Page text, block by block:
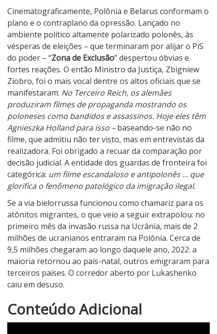
Cinematograficamente, Polônia e Belarus conformam o
plano e o contraplano da opressão. Lançado no
ambiente político altamente polarizado polonês, às
vésperas de eleições – que terminaram por alijar o PiS
do poder – “Zona de Exclusão” despertou óbvias e
fortes reações. O então Ministro da Justiça, Zbigniew
Ziobro, foi o mais vocal dentre os altos oficiais que se
manifestaram: No Terceiro Reich, os alemães
produziram filmes de propaganda mostrando os
poloneses como bandidos e assassinos. Hoje eles têm
Agnieszka Holland para isso –baseando-se não no
filme, que admitiu não ter visto, mas em entrevistas da
realizadora. Foi obrigado a recuar da comparação por
decisão judicial. A entidade dos guardas de fronteira foi
categórica: um filme escandaloso e antipolonês … que
glorifica o fenômeno patológico da imigração ilegal.
Se a via bielorrussa funcionou como chamariz para os
atônitos migrantes, o que veio a seguir extrapolou: no
primeiro mês da invasão russa na Ucrânia, mais de 2
milhões de ucranianos entraram na Polônia. Cerca de
9,5 milhões chegaram ao longo daquele ano, 2022: a
maioria retornou ao país-natal, outros emigraram para
terceiros países. O corredor aberto por Lukashenko
caiu em desuso.
N
o
Conteúdo Adicional